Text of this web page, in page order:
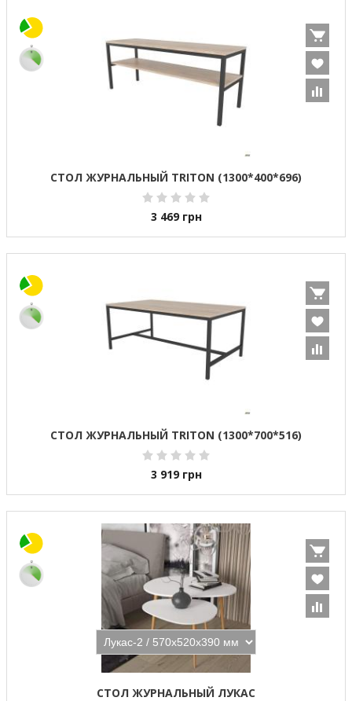
СТОЛ ЖУРНАЛЬНЫЙ TRITON (1300*400*696)
3 469 грн
СТОЛ ЖУРНАЛЬНЫЙ TRITON (1300*700*516)
3 919 грн
СТОЛ ЖУРНАЛЬНЫЙ ЛУКАС